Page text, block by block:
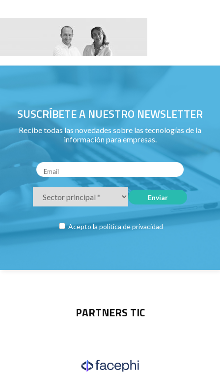
SUSCRÍBETE A NUESTRO NEWSLETTER
Recibe todas las novedades sobre las tecnologías de la
información para empresas.
Acepto la política de privacidad
PARTNERS TIC